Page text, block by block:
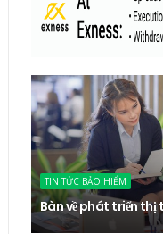
TIN TỨC BẢO HIỂM
Bàn về phát triển thị